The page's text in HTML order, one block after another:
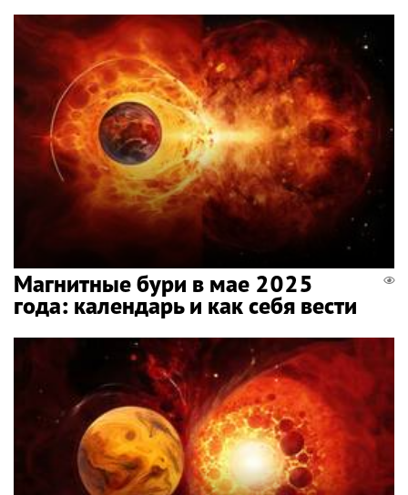
Магнитные бури в мае 2025
года: календарь и как себя вести